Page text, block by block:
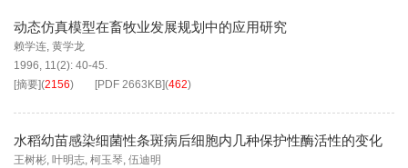
动态仿真模型在畜牧业发展规划中的应用研究
赖学连, 黄学龙
1996, 11(2): 40-45.
[摘要](2156) [PDF 2663KB](462)
水稻幼苗感染细菌性条斑病后细胞内几种保护性酶活性的变化
王树彬, 叶明志, 柯玉琴, 伍迪明